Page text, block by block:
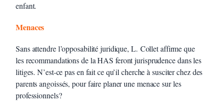
enfant.
Menaces
Sans attendre l’opposabilité juridique, L. Collet affirme que
les recommandations de la HAS feront jurisprudence dans les
litiges. N’est-ce pas en fait ce qu’il cherche à susciter chez des
parents angoissés, pour faire planer une menace sur les
professionnels?